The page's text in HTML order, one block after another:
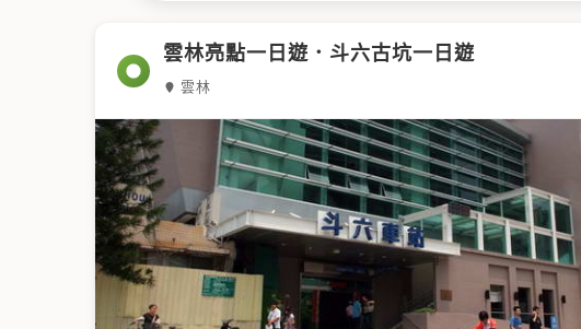
字
雲林亮點一日遊．斗六古坑一日遊
雲林